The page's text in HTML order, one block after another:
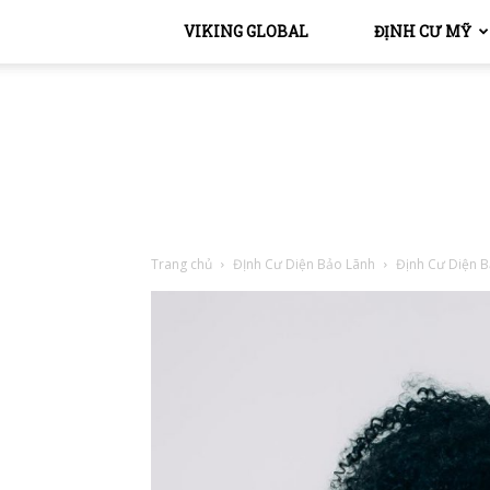
VIKING GLOBAL ĐỊNH CƯ MỸ
Trang chủ ĐỊnh Cư Diện Bảo Lãnh Định Cư Diện